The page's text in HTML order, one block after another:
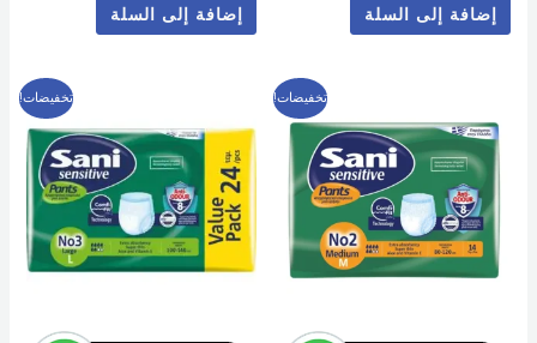
إضافة إلى السلة إضافة إلى السلة
تخفيضات!
هو:
600 EGP.
هو:
449 EGP.
تخفيضات!
هو:
1,000 EGP.
السعر
الحالي
هو:
749 EGP.